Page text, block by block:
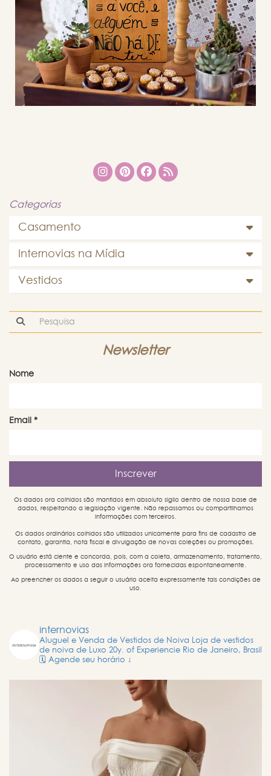
Categorias
Casamento
Internovias na Mídia
Vestidos
Newsletter
Nome
Email *
Os dados ora colhidos são mantidos em absoluto sigilo dentro de nossa base de
dados, respeitando a legislação vigente. Não repassamos ou compartilhamos
informações com terceiros.
Os dados ordinários colhidos são utilizados unicamente para fins de cadastro de
contato, garantia, nota fiscal e divulgação de novas coleções ou promoções.
O usuário está ciente e concorda, pois, com a coleta, armazenamento, tratamento,
processamento e uso das informações ora fornecidas espontaneamente.
Ao preencher os dados a seguir o usuário aceita expressamente tais condições de
uso.
internovias
Aluguel e Venda de Vestidos de Noiva Loja de vestidos
de noiva de Luxo 20y. of Experiencie Rio de Janeiro, Brasil
🗓️ Agende seu horário ↓